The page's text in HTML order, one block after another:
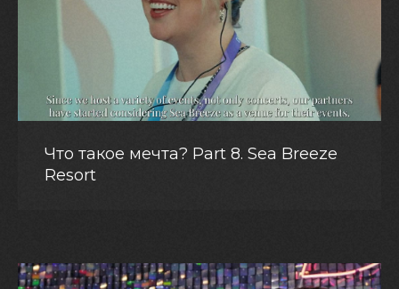
Что такое мечта? Part 8. Sea Breeze
Resort